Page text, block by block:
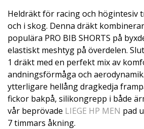
Heldräkt för racing och högintesiv
och i skog. Denna dräkt
populära PRO BIB SHORTS på
elastiskt meshtyg på överdelen.
1 dräkt med en perfekt mix av
andningsförmåga och
ytterligare hellång dragkedja
fickor bakpå, silikongrepp i både
vår beprövade LIEGE HP MEN pad
7 timmars åkning.